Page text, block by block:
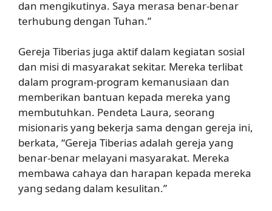
dan mengikutinya. Saya merasa benar-benar
terhubung dengan Tuhan.”
Gereja Tiberias juga aktif dalam kegiatan sosial
dan misi di masyarakat sekitar. Mereka terlibat
dalam program-program kemanusiaan dan
memberikan bantuan kepada mereka yang
membutuhkan. Pendeta Laura, seorang
misionaris yang bekerja sama dengan gereja ini,
berkata, “Gereja Tiberias adalah gereja yang
benar-benar melayani masyarakat. Mereka
membawa cahaya dan harapan kepada mereka
yang sedang dalam kesulitan.”